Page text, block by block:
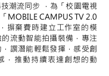
潮流同步 ，為「校園電視
MOBILE CAMPUS TV 2.0
摒棄費時建立工作室的模
流動智能拍攝裝備，專注
譔潛能輕鬆發揮，感受創
，推動持續表達創想的動